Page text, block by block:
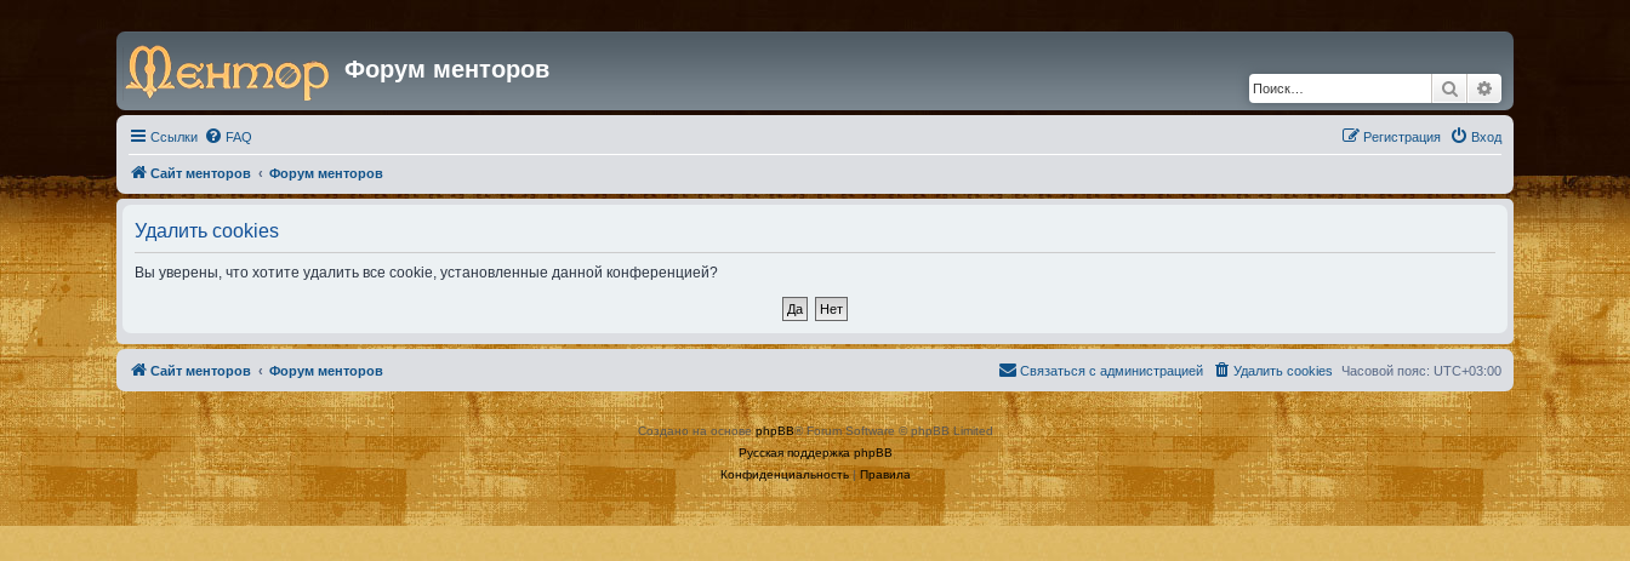
Форум менторов
Поиск
Ссылки FAQ Вход
Регистрация
Сайт менторов Форум менторов
Удалить cookies
Вы уверены, что хотите удалить все cookie, установленные данной конференцией?
Сайт менторов Форум менторов Часовой пояс: UTC+03:00
Удалить cookies
Связаться с администрацией
Создано на основеphpBB® Forum Software © phpBB Limited
Русская поддержка phpBB
Конфиденциальность| Правила